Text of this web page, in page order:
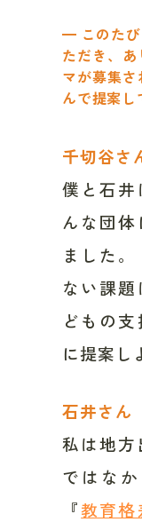
━ このたび
ただき、
マが募集
んで提案し
千切谷さ
僕と石
んな団
ました
ない課
どもの
に提案し
石井さん
私は地
ではな
『教育格